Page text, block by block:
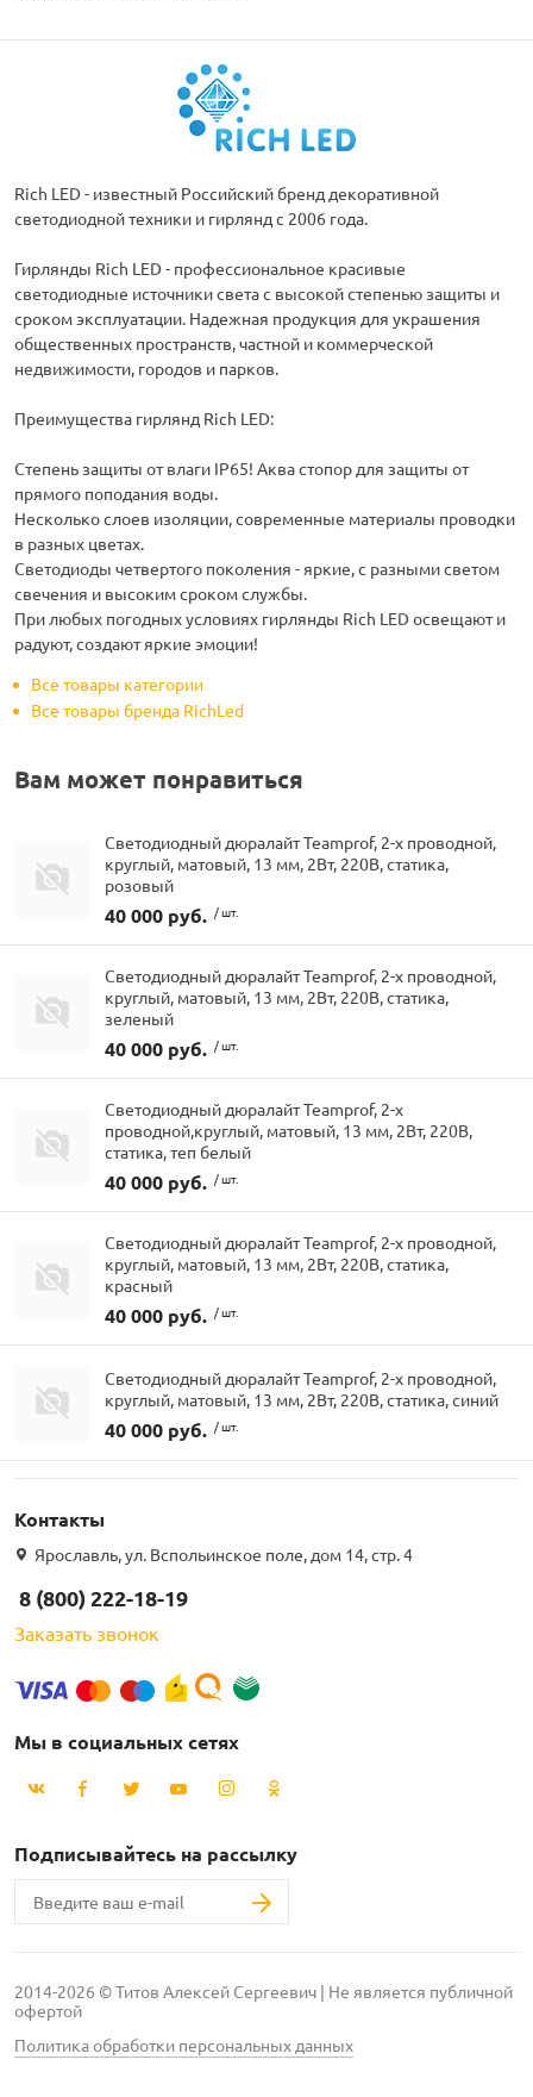
Rich LED - известный Российский бренд декоративной
светодиодной техники и гирлянд с 2006 года.
Гирлянды Rich LED - профессиональное красивые
светодиодные источники света с высокой степенью защиты и
сроком эксплуатации. Надежная продукция для украшения
общественных пространств, частной и коммерческой
недвижимости, городов и парков.
Преимущества гирлянд Rich LED:
Степень защиты от влаги IP65! Аква стопор для защиты от
прямого поподания воды.
Несколько слоев изоляции, современные материалы проводки
в разных цветах.
Светодиоды четвертого поколения - яркие, с разными светом
свечения и высоким сроком службы.
При любых погодных условиях гирлянды Rich LED освещают и
радуют, создают яркие эмоции!
Все товары категории
Все товары бренда RichLed
Вам может понравиться
Светодиодный дюралайт Teamprof, 2-х проводной,
круглый, матовый, 13 мм, 2Вт, 220В, статика,
розовый
40 000 руб. / шт.
Светодиодный дюралайт Teamprof, 2-х проводной,
круглый, матовый, 13 мм, 2Вт, 220В, статика,
зеленый
40 000 руб. / шт.
Светодиодный дюралайт Teamprof, 2-х
проводной,круглый, матовый, 13 мм, 2Вт, 220В,
статика, теп белый
40 000 руб. / шт.
Светодиодный дюралайт Teamprof, 2-х проводной,
круглый, матовый, 13 мм, 2Вт, 220В, статика,
красный
40 000 руб. / шт.
Светодиодный дюралайт Teamprof, 2-х проводной,
круглый, матовый, 13 мм, 2Вт, 220В, статика, синий
40 000 руб. / шт.
Контакты
Ярославль, ул. Вспольинское поле, дом 14, стр. 4
8 (800) 222-18-19
Заказать звонок
Мы в социальных сетях
Подписывайтесь на рассылку
2014-2026 © Титов Алексей Сергеевич | Не является публичной
офертой
Политика обработки персональных данных